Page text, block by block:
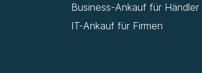
Business-Ankauf für Händler
IT-Ankauf für Firmen